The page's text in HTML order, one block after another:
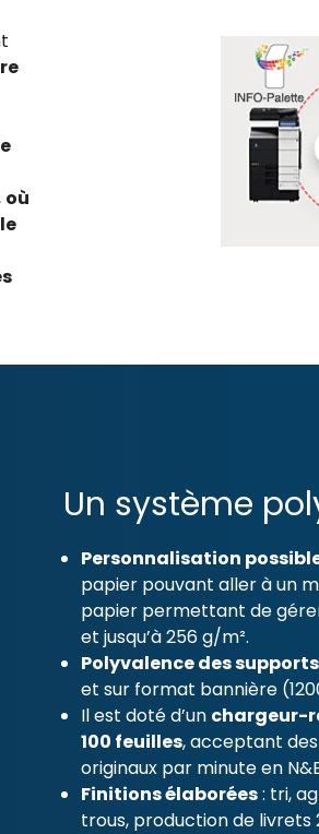
où
Un système
Personnalisation
papier pouvant aller à un
papier permettant de
et jusqu’à 256 g/m².
Polyvalence des
et sur format bannière
Il est doté d’un chargeur-
100 feuilles, acceptant des
originaux par minute en
Finitions élaborées: tri,
trous, production de livrets